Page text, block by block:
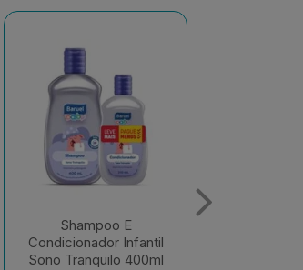
Sabonete Infantil
Líquido Sono Tranquilo
400ml Baruel Baby